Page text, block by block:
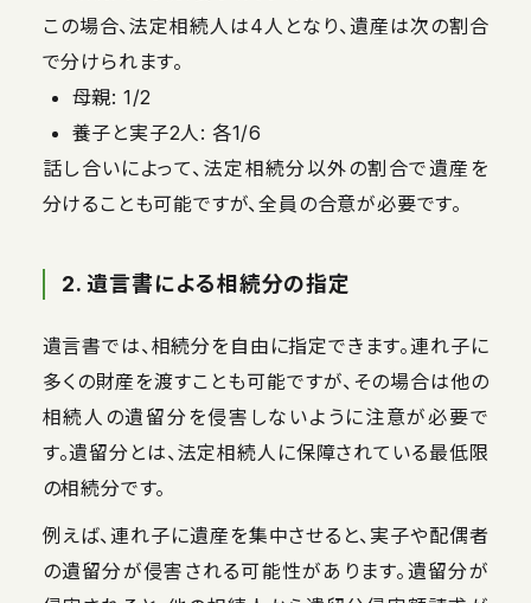
この場合、法定相続人は4人となり、遺産は次の割合
で分けられます。
母親: 1/2
養子と実子2人: 各1/6
話し合いによって、法定相続分以外の割合で遺産を
分けることも可能ですが、全員の合意が必要です。
2. 遺言書による相続分の指定
遺言書では、相続分を自由に指定できます。連れ子に
多くの財産を渡すことも可能ですが、その場合は他の
相続人の遺留分を侵害しないように注意が必要で
す。遺留分とは、法定相続人に保障されている最低限
の相続分です。
例えば、連れ子に遺産を集中させると、実子や配偶者
の遺留分が侵害される可能性があります。遺留分が